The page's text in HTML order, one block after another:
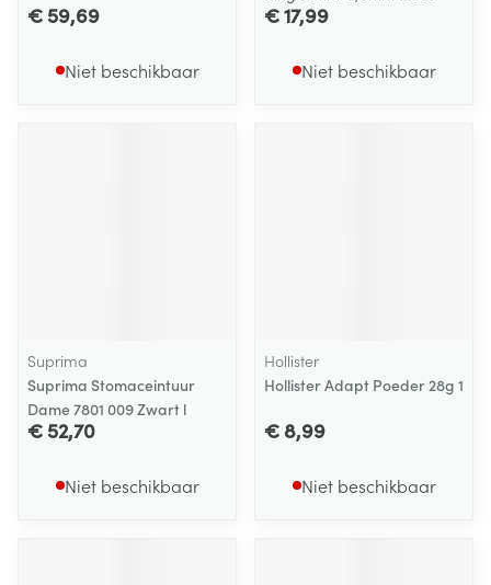
€ 59,69
Niet beschikbaar
€ 17,99
Niet beschikbaar
Suprima
Suprima Stomaceintuur
Dame 7801 009 Zwart l
€ 52,70
Niet beschikbaar
Hollister
Hollister Adapt Poeder 28g 1
€ 8,99
Niet beschikbaar